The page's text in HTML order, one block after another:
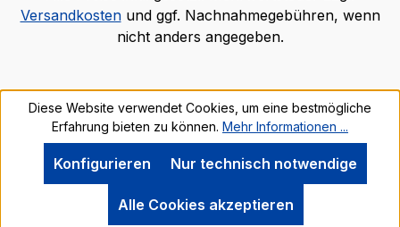
Versandkostenund ggf. Nachnahmegebühren, wenn
nicht anders angegeben.
Diese Website verwendet Cookies, um eine bestmögliche
Erfahrung bieten zu können. Mehr Informationen ...
Nur technisch notwendige
Konfigurieren
Alle Cookies akzeptieren